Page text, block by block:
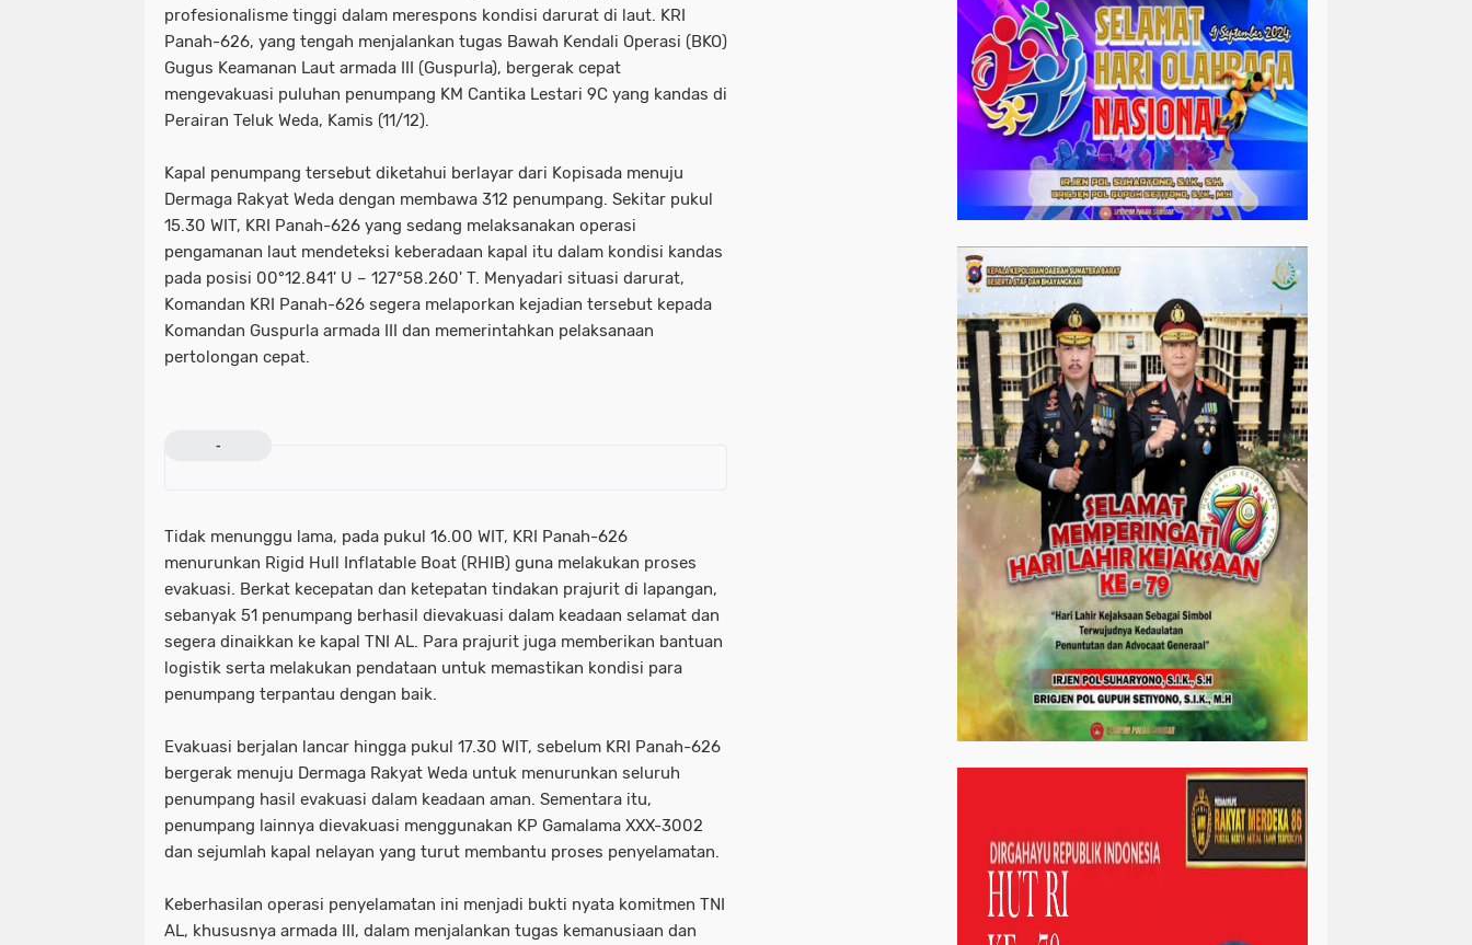
profesionalisme tinggi dalam merespons kondisi darurat di laut. KRI
Panah-626, yang tengah menjalankan tugas Bawah Kendali Operasi (BKO)
Gugus Keamanan Laut armada III (Guspurla), bergerak cepat
mengevakuasi puluhan penumpang KM Cantika Lestari 9C yang kandas di
Perairan Teluk Weda, Kamis (11/12).
Kapal penumpang tersebut diketahui berlayar dari Kopisada menuju
Dermaga Rakyat Weda dengan membawa 312 penumpang. Sekitar pukul
15.30 WIT, KRI Panah-626 yang sedang melaksanakan operasi
pengamanan laut mendeteksi keberadaan kapal itu dalam kondisi kandas
pada posisi 00°12.841' U – 127°58.260' T. Menyadari situasi darurat,
Komandan KRI Panah-626 segera melaporkan kejadian tersebut kepada
Komandan Guspurla armada III dan memerintahkan pelaksanaan
pertolongan cepat.
-
Tidak menunggu lama, pada pukul 16.00 WIT, KRI Panah-626
menurunkan Rigid Hull Inflatable Boat (RHIB) guna melakukan proses
evakuasi. Berkat kecepatan dan ketepatan tindakan prajurit di lapangan,
sebanyak 51 penumpang berhasil dievakuasi dalam keadaan selamat dan
segera dinaikkan ke kapal TNI AL. Para prajurit juga memberikan bantuan
logistik serta melakukan pendataan untuk memastikan kondisi para
penumpang terpantau dengan baik.
Evakuasi berjalan lancar hingga pukul 17.30 WIT, sebelum KRI Panah-626
bergerak menuju Dermaga Rakyat Weda untuk menurunkan seluruh
penumpang hasil evakuasi dalam keadaan aman. Sementara itu,
penumpang lainnya dievakuasi menggunakan KP Gamalama XXX-3002
dan sejumlah kapal nelayan yang turut membantu proses penyelamatan.
Keberhasilan operasi penyelamatan ini menjadi bukti nyata komitmen TNI
AL, khususnya armada III, dalam menjalankan tugas kemanusiaan dan